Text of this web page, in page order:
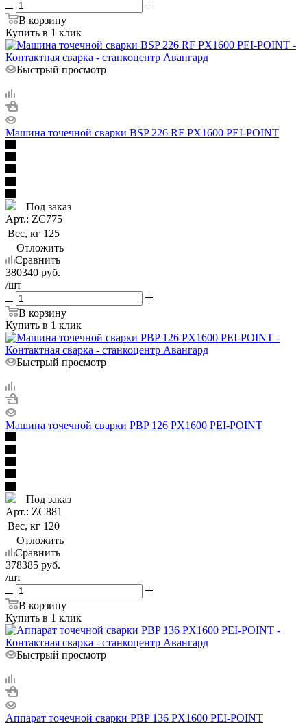
В корзину
Купить в 1 клик
Быстрый просмотр
Машина точечной сварки BSP 226 RF PX1600 PEI-POINT
Под заказ
Арт.: ZC775
Вес, кг 125
Отложить
Сравнить
380340 руб.
/шт
В корзину
Купить в 1 клик
Быстрый просмотр
Машина точечной сварки PBP 126 PX1600 PEI-POINT
Под заказ
Арт.: ZC881
Вес, кг 120
Отложить
Сравнить
378385 руб.
/шт
В корзину
Купить в 1 клик
Быстрый просмотр
Аппарат точечной сварки PBP 136 PX1600 PEI-POINT